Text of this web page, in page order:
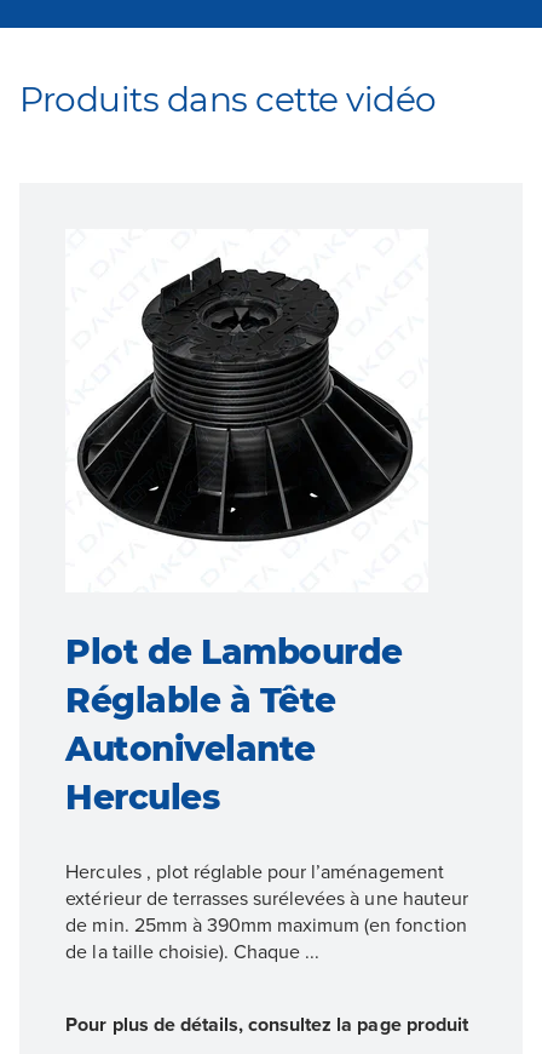
Produits dans cette vidéo
Plot de Lambourde
Réglable à Tête
Autonivelante
Hercules
Hercules , plot réglable pour l’aménagement
extérieur de terrasses surélevées à une hauteur
de min. 25mm à 390mm maximum (en fonction
de la taille choisie). Chaque ...
Pour plus de détails, consultez la page produit